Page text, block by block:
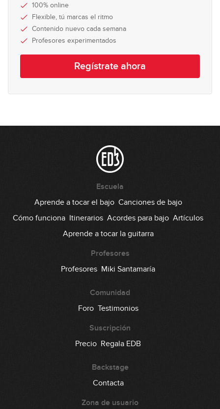
100% online
Flexible, tú marcas el ritmo
Contenido nuevo cada semana
Profesores experimentados
Regístrate ahora
Escuela
Aprende a tocar el bajo Canciones de bajo
Cómo funciona Itinerarios Acordes para bajo Artículos
Aprende a tocar la guitarra
Profesores
Profesores Miki Santamaría
Comunidad
Foro Testimonios
Suscripción
Precio Regala EDB
Backstage
Contacta
Zona de usuario